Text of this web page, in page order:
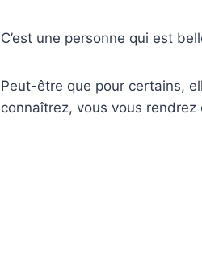
C’est une personne qui est
Peut-être que pour certains,
connaîtrez, vous vous rendrez